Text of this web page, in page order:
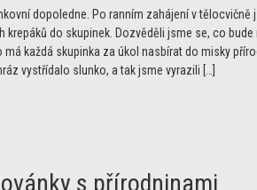
dopoledne. Po ranním zahájení v tělocvičně
do skupinek. Dozvěděli jsme se, co bude
každá skupinka za úkol nasbírat do misky
vystřídalo slunko, a tak jsme vyrazili […]
s přírodninami